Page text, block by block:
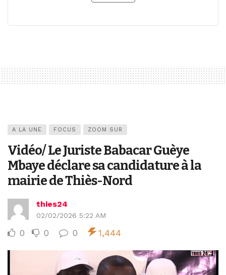
A LA UNE FOCUS ZOOM SUR
Vidéo/ Le Juriste Babacar Guèye
Mbaye déclare sa candidature à la
mairie de Thiès-Nord
thies24
02/02/2026 5:22 AM
0 0 0 1,444